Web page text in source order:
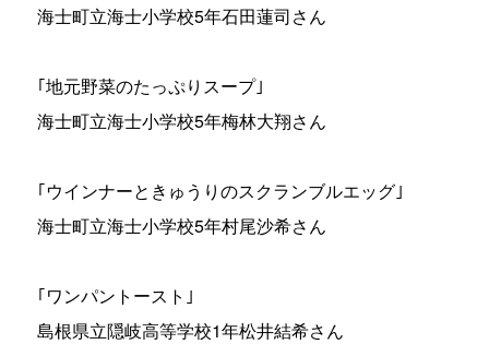
海士町立海士小学校5年石田蓮司さん
｢地元野菜のたっぷりスープ｣
海士町立海士小学校5年梅林大翔さん
｢ウインナーときゅうりのスクランブルエッグ｣
海士町立海士小学校5年村尾沙希さん
｢ワンパントースト｣
島根県立隠岐高等学校1年松井結希さん